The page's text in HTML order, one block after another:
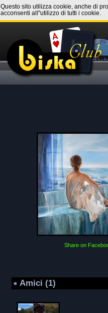
Questo sito utilizza cookie, anche di
acconsenti all''utilizzo di tutti i cookie.
Share on
Amici (1)